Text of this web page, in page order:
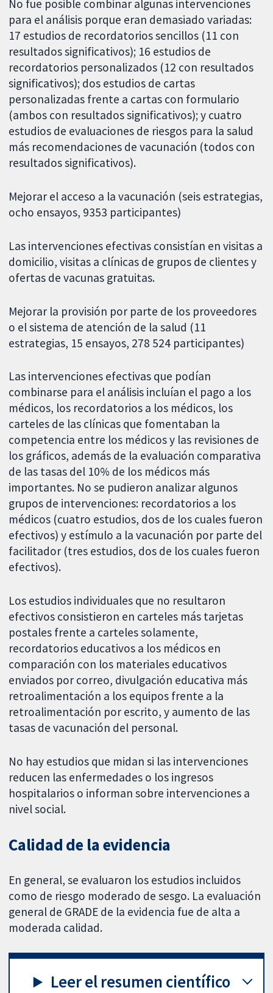
No fue posible combinar algunas intervenciones
para el análisis porque eran demasiado variadas:
17 estudios de recordatorios sencillos (11 con
resultados significativos); 16 estudios de
recordatorios personalizados (12 con resultados
significativos); dos estudios de cartas
personalizadas frente a cartas con formulario
(ambos con resultados significativos); y cuatro
estudios de evaluaciones de riesgos para la salud
más recomendaciones de vacunación (todos con
resultados significativos).
Mejorar el acceso a la vacunación (seis estrategias,
ocho ensayos, 9353 participantes)
Las intervenciones efectivas consistían en visitas a
domicilio, visitas a clínicas de grupos de clientes y
ofertas de vacunas gratuitas.
Mejorar la provisión por parte de los proveedores
o el sistema de atención de la salud (11
estrategias, 15 ensayos, 278 524 participantes)
Las intervenciones efectivas que podían
combinarse para el análisis incluían el pago a los
médicos, los recordatorios a los médicos, los
carteles de las clínicas que fomentaban la
competencia entre los médicos y las revisiones de
los gráficos, además de la evaluación comparativa
de las tasas del 10% de los médicos más
importantes. No se pudieron analizar algunos
grupos de intervenciones: recordatorios a los
médicos (cuatro estudios, dos de los cuales fueron
efectivos) y estímulo a la vacunación por parte del
facilitador (tres estudios, dos de los cuales fueron
efectivos).
Los estudios individuales que no resultaron
efectivos consistieron en carteles más tarjetas
postales frente a carteles solamente,
recordatorios educativos a los médicos en
comparación con los materiales educativos
enviados por correo, divulgación educativa más
retroalimentación a los equipos frente a la
retroalimentación por escrito, y aumento de las
tasas de vacunación del personal.
No hay estudios que midan si las intervenciones
reducen las enfermedades o los ingresos
hospitalarios o informan sobre intervenciones a
nivel social.
Calidad de la evidencia
En general, se evaluaron los estudios incluidos
como de riesgo moderado de sesgo. La evaluación
general de GRADE de la evidencia fue de alta a
moderada calidad.
Leer el resumen científico